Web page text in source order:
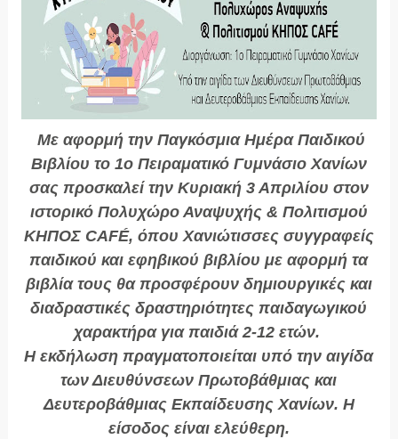
Με αφορμή την Παγκόσμια Ημέρα Παιδικού
Βιβλίου το 1ο Πειραματικό Γυμνάσιο Χανίων
σας προσκαλεί την Κυριακή 3 Απριλίου στον
ιστορικό Πολυχώρο Αναψυχής & Πολιτισμού
ΚΗΠΟΣ CAFÉ, όπου Χανιώτισσες συγγραφείς
παιδικού και εφηβικού βιβλίου με αφορμή τα
βιβλία τους θα προσφέρουν δημιουργικές και
διαδραστικές δραστηριότητες παιδαγωγικού
χαρακτήρα για παιδιά 2-12 ετών.
Η εκδήλωση πραγματοποιείται υπό την αιγίδα
των Διευθύνσεων Πρωτοβάθμιας και
Δευτεροβάθμιας Εκπαίδευσης Χανίων. Η
είσοδος είναι ελεύθερη.